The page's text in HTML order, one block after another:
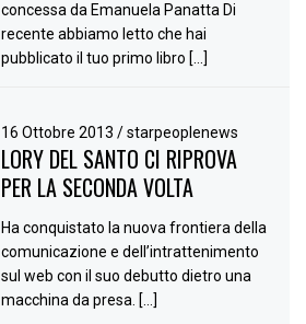
concessa da Emanuela Panatta Di
recente abbiamo letto che hai
pubblicato il tuo primo libro […]
16 Ottobre 2013/ starpeoplenews
LORY DEL SANTO CI RIPROVA
PER LA SECONDA VOLTA
Ha conquistato la nuova frontiera della
comunicazione e dell’intrattenimento
sul web con il suo debutto dietro una
macchina da presa. […]